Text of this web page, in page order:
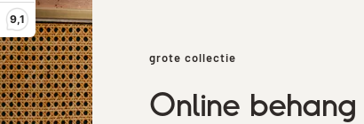
9,1
grote collectie
Online behang